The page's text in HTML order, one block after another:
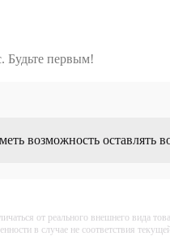
Будьте первым!
возможность оставлять
от реального внешнего вида
в случае не соответствия